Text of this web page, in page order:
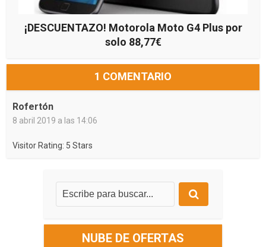
¡DESCUENTAZO! Motorola Moto G4 Plus por
solo 88,77€
1 COMENTARIO
Rofertón
8 abril 2019 a las 14:06
Visitor Rating: 5 Stars
NUBE DE OFERTAS